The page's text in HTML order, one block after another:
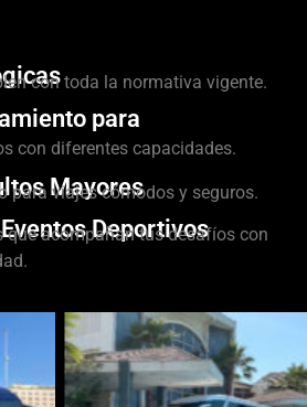
con toda la normativa vigente.
para
con diferentes capacidades.
Mayores
para viajes cómodos y seguros.
Deportivos
que acompañan tus desafíos con